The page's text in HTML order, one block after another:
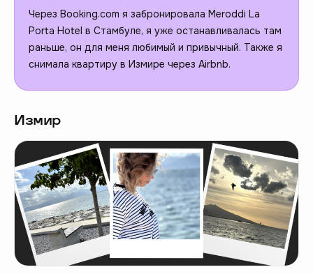
Через Booking.com я забронировала Meroddi La
Porta Hotel в Стамбуле, я уже останавливалась там
раньше, он для меня любимый и привычный. Также я
снимала квартиру в Измире через Airbnb.
Измир